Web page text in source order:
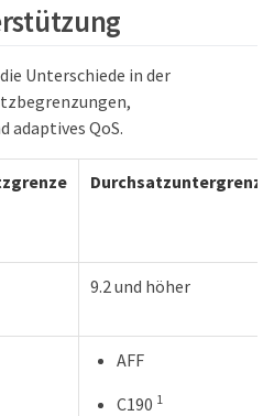
Unterschiede in der
adaptives QoS.
Durchsatzuntergrenze
9.2 und höher
AFF
C190 1